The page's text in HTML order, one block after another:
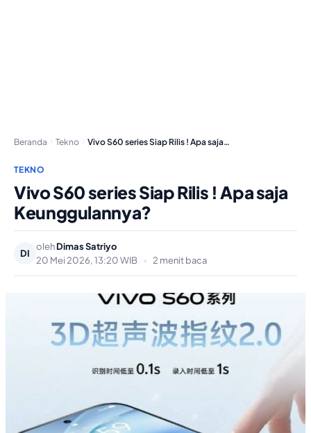
Beranda Tekno Vivo S60 series Siap Rilis ! Apa saja…
TEKNO
Vivo S60 series Siap Rilis ! Apa saja
Keunggulannya?
DI
olehDimas Satriyo
20 Mei 2026, 13:20 WIB
• 2 menit baca